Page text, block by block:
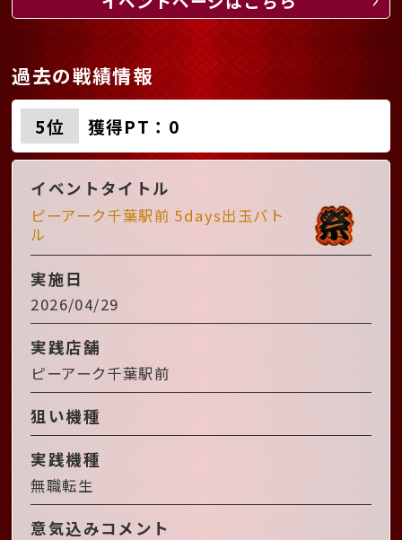
過去の戦績情報
5位 獲得PT：0
イベントタイトル
ピーアーク千葉駅前 5days出玉バト
ル
実施日
2026/04/29
実践店舗
ピーアーク千葉駅前
狙い機種
実践機種
無職転生
意気込みコメント